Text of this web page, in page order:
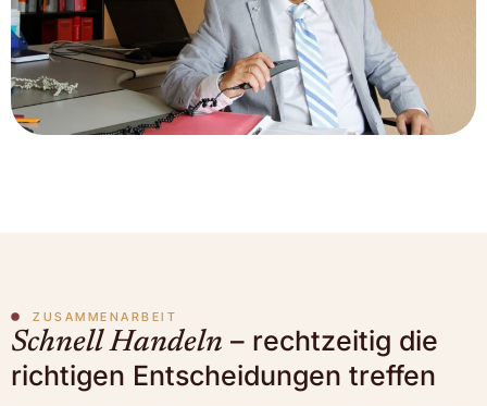
ZUSAMMENARBEIT
Schnell Handeln – rechtzeitig die
richtigen Entscheidungen treffen